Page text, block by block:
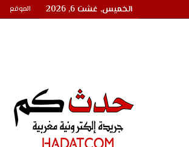
الخميس, غشت 6, 2026 الموقع